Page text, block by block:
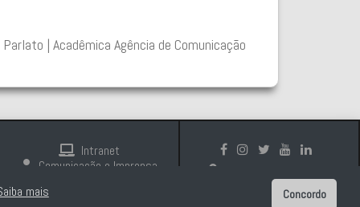
| Acadêmica Agência de Comunicação
Intranet
Comunicação e Imprensa
mais Concordo